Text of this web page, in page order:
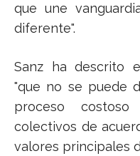
que une
diferente".
Sanz ha descrito
"que no se puede
proceso
colectivos de
valores principales